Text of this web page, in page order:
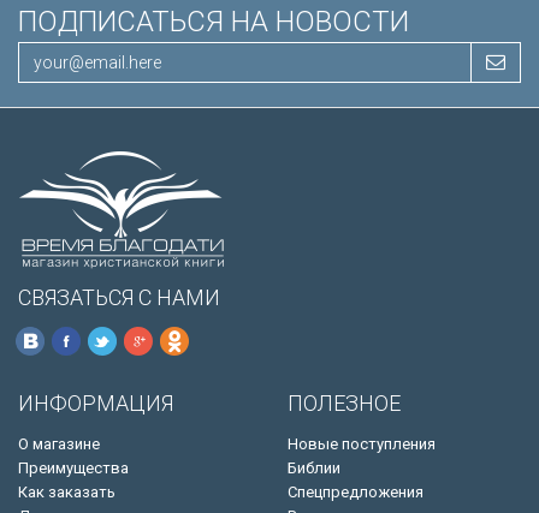
ПОДПИСАТЬСЯ НА НОВОСТИ
СВЯЗАТЬСЯ С НАМИ
ИНФОРМАЦИЯ
О магазине
Преимущества
Как заказать
ПОЛЕЗНОЕ
Новые поступления
Библии
Спецпредложения